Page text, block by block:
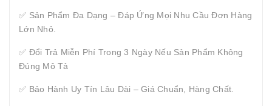
✅ Sản Phẩm Đa Dạng – Đáp Ứng Mọi Nhu Cầu Đơn Hàng
Lớn Nhỏ.
✅ Đổi Trả Miễn Phí Trong 3 Ngày Nếu Sản Phẩm Không
Đúng Mô Tả
✅ Bảo Hành Uy Tín Lâu Dài – Giá Chuẩn, Hàng Chất.